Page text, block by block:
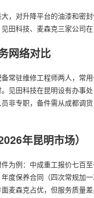
，对升降平台的油漆和密
田科技、麦森克三家公司
网络对比
常驻维修工程师两人，常
见田科技在昆明设有办事
非专职，备件需从成都调
年昆明市场）
为例：中成重工报价七百
度保养合同（四次常规加
麦森克占优，但服务质量差